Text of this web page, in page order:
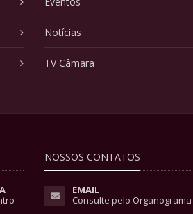
Notícias
TV Câmara
NOSSOS CONTATOS
EMAIL
Consulte pelo Organograma